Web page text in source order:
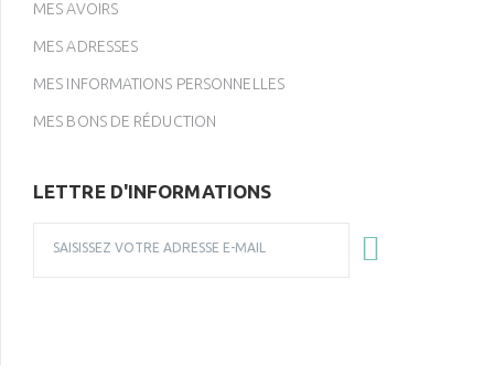
MES AVOIRS
MES ADRESSES
MES INFORMATIONS PERSONNELLES
MES BONS DE RÉDUCTION
LETTRE D'INFORMATIONS